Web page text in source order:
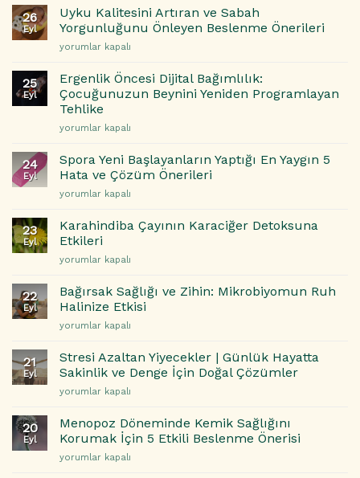
Daha
İyi
Uyku
İçin
Dönüştürebilirsiniz?
için
Zihninizin
Aynasıdır
için
26
Eyl
Uyku Kalitesini Artıran ve Sabah
Yorgunluğunu Önleyen Beslenme Önerileri
Uyku
Artıran
Sabah
Yorgunluğunu
Önleyen
Önerileri
için
yorumlar kapalı
25
Eyl
Ergenlik Öncesi Dijital Bağımlılık:
Çocuğunuzun Beynini Yeniden Programlayan
Tehlike
Ergenlik
Dijital
Bağımlılık:
Çocuğunuzun
Beynini
Programlayan
Tehlike
yorumlar kapalı
24
Eyl
Spora Yeni Başlayanların Yaptığı En Yaygın 5
Hata ve Çözüm Önerileri
Spora
Başlayanların
Yaptığı
En
Yaygın
Hata
ve
Önerileri
yorumlar kapalı
23
Eyl
Karahindiba Çayının Karaciğer Detoksuna
Etkileri
Karahindiba
Karaciğer
Detoksuna
Etkileri
için
yorumlar kapalı
22
Eyl
Bağırsak Sağlığı ve Zihin: Mikrobiyomun Ruh
Halinize Etkisi
Bağırsak
ve
Zihin:
Mikrobiyomun
Ruh
Etkisi
için
yorumlar kapalı
21
Eyl
Stresi Azaltan Yiyecekler | Günlük Hayatta
Sakinlik ve Denge İçin Doğal Çözümler
Stresi
Yiyecekler
Günlük
Hayatta
yorumlar kapalı
20
Eyl
Menopoz Döneminde Kemik Sağlığını
Korumak İçin 5 Etkili Beslenme Önerisi
Menopoz
yorumlar kapalı